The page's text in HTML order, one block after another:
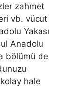
zahmet
vb. vücut
Yakası
Anadolu
bölümü de
hale